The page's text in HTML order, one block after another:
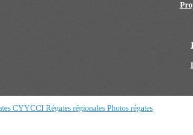
CYYCCI Régates régionales Photos régates